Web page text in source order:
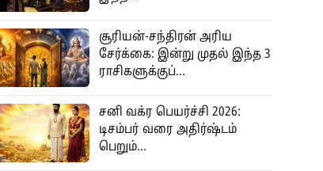
சூரியன்-சந்திரன் அரிய
சேர்க்கை: இன்று முதல் இந்த 3
ராசிகளுக்குப்...
சனி வக்ர பெயர்ச்சி 2026:
டிசம்பர் வரை அதிர்ஷ்டம்
பெறும்...